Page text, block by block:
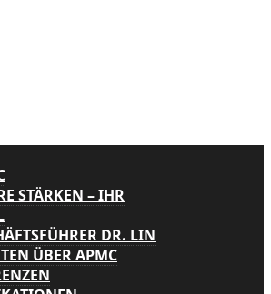
STÄRKEN – IHR
DR. LIN
ÜBER APMC